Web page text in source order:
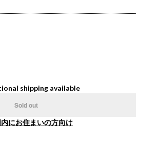
shipping available
Sold out
内にお住まいの方向け